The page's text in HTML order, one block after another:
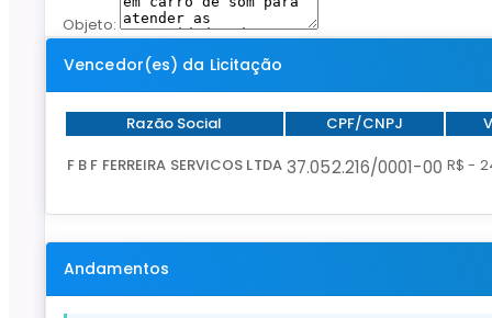
Objeto:
Vencedor(es) da Licitação
Razão Social CPF/CNPJ
F B F FERREIRA SERVICOS LTDA 37.052.216/0001-00 R$ -
Andamentos